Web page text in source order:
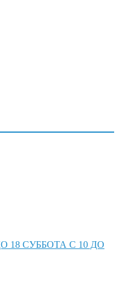
18 СУББОТА С 10 ДО